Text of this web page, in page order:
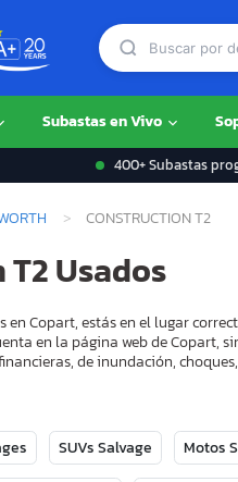
Subastas en Vivo
400+ Subastas
CONSTRUCTION T2
Usados
Copart, estás en el lugar
en la página web de Copart,
de inundación,
SUVs Salvage Motos